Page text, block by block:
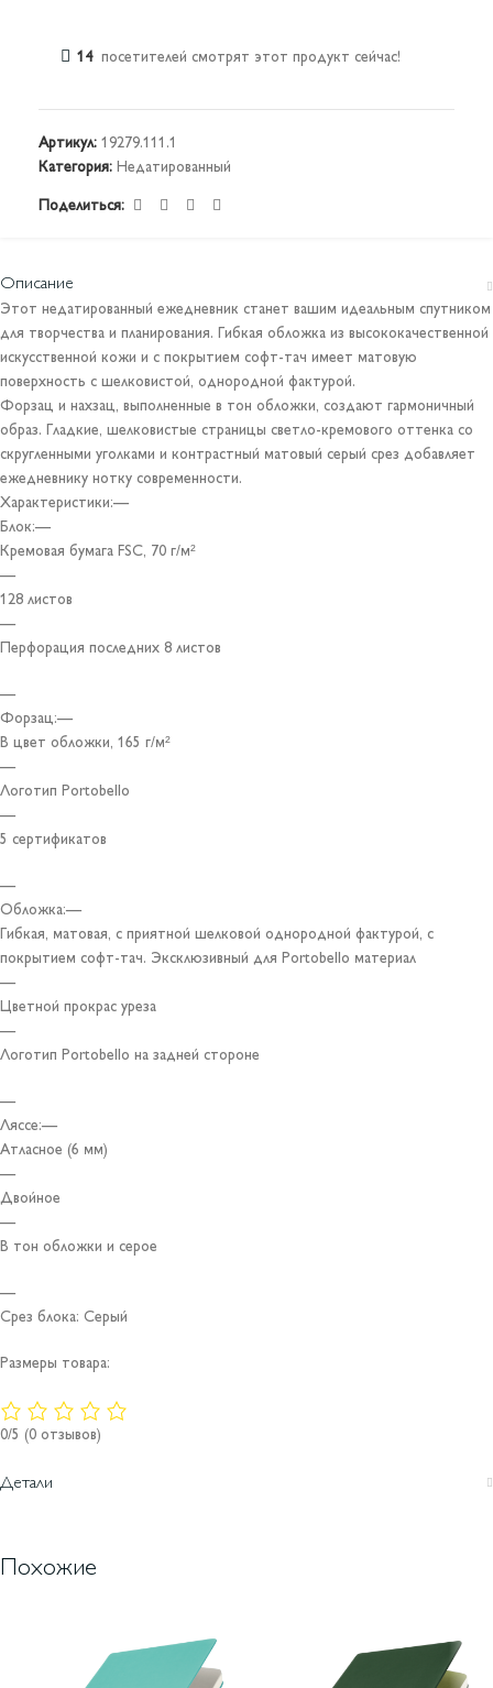
14 посетителей смотрят этот продукт сейчас!
Артикул: 19279.111.1
Категория: Недатированный
Поделиться:
Описание
Этот недатированный ежедневник станет вашим идеальным спутником
для творчества и планирования. Гибкая обложка из высококачественной
искусственной кожи и с покрытием софт-тач имеет матовую
поверхность с шелковистой, однородной фактурой.
Форзац и нахзац, выполненные в тон обложки, создают гармоничный
образ. Гладкие, шелковистые страницы светло-кремового оттенка со
скругленными уголками и контрастный матовый серый срез добавляет
ежедневнику нотку современности.
Характеристики:—
Блок:—
Кремовая бумага FSC, 70 г/м²
—
128 листов
—
Перфорация последних 8 листов
—
Форзац:—
В цвет обложки, 165 г/м²
—
Логотип Portobello
—
5 сертификатов
—
Обложка:—
Гибкая, матовая, с приятной шелковой однородной фактурой, с
покрытием софт-тач. Эксклюзивный для Portobello материал
—
Цветной прокрас уреза
—
Логотип Portobello на задней стороне
—
Ляссе:—
Атласное (6 мм)
—
Двойное
—
В тон обложки и серое
—
Срез блока: Серый
Размеры товара:
0/5 (0 отзывов)
Детали
Похожие